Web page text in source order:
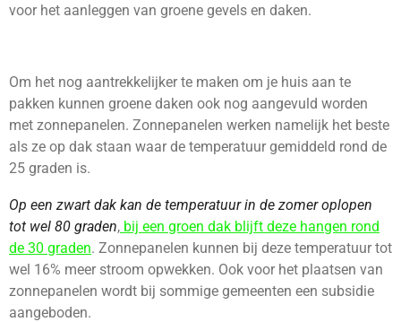
voor het aanleggen van groene gevels en daken.
Om het nog aantrekkelijker te maken om je huis aan te
pakken kunnen groene daken ook nog aangevuld worden
met zonnepanelen. Zonnepanelen werken namelijk het beste
als ze op dak staan waar de temperatuur gemiddeld rond de
25 graden is.
Op een zwart dak kan de temperatuur in de zomer oplopen
tot wel 80 graden, bij een groen dak blijft deze hangen rond
de 30 graden. Zonnepanelen kunnen bij deze temperatuur tot
wel 16% meer stroom opwekken. Ook voor het plaatsen van
zonnepanelen wordt bij sommige gemeenten een subsidie
aangeboden.